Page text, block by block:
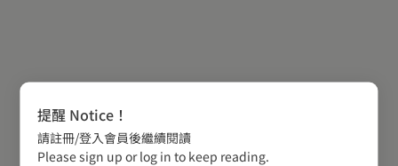
提醒 Notice！
請註冊/登入會員後繼續閱讀
Please sign up or log in to keep reading.